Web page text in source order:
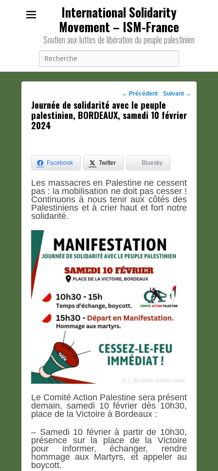
International Solidarity
Movement – ISM-France
Soutien aux luttes de libération du peuple palestinien
Navigation
des
← Précédent Suivant →
Journée de solidarité avec le peuple
palestinien, BORDEAUX, samedi 10 février
2024
Facebook Twitter Bluesky
Les massacres en Palestine ne cessent
pas : la mobilisation ne doit pas cesser !
Continuons à nous tenir aux côtés des
Palestiniens et à crier haut et fort notre
solidarité.
Le Comité Action Palestine sera présent
demain, samedi 10 février dès 10h30,
place de la Victoire à Bordeaux :
– Samedi 10 février à partir de 10h30,
présence sur la place de la Victoire
pour informer, échanger, rendre
hommage aux Martyrs, et appeler au
boycott.